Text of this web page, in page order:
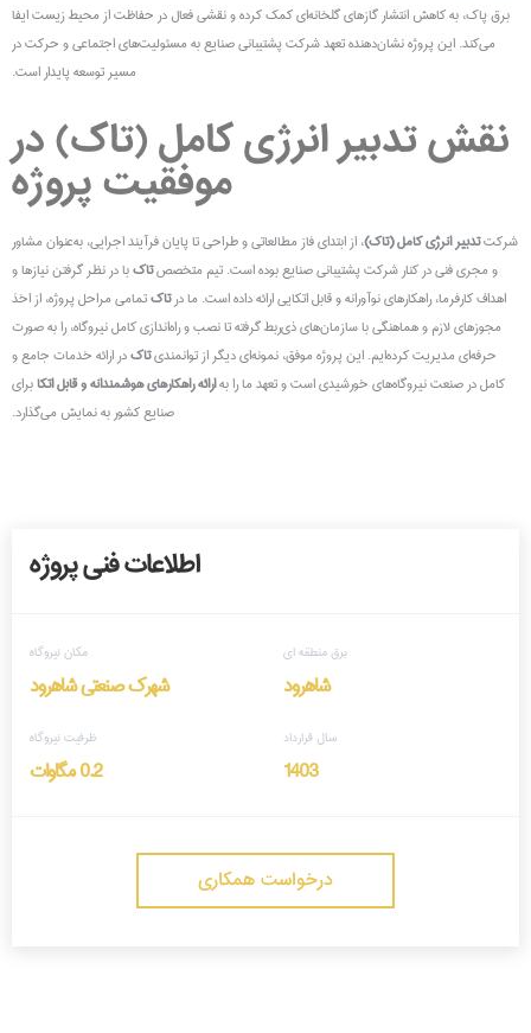
برق پاک، به کاهش انتشار گازهای گلخانه‌ای کمک کرده و نقشی فعال در حفاظت از محیط زیست ایفا
می‌کند. این پروژه نشان‌دهنده تعهد شرکت پشتیبانی صنایع به مسئولیت‌های اجتماعی و حرکت در
مسیر توسعه پایدار است.
نقش تدبیر انرژی کامل (تاک) در
موفقیت پروژه
شرکتتدبیر انرژی کامل (تاک)، از ابتدای فاز مطالعاتی و طراحی تا پایان فرآیند اجرایی، به‌عنوان مشاور
و مجری فنی در کنار شرکت پشتیبانی صنایع بوده است. تیم متخصصتاکبا در نظر گرفتن نیازها و
اهداف کارفرما، راهکارهای نوآورانه و قابل اتکایی ارائه داده است. ما درتاکتمامی مراحل پروژه، از اخذ
مجوزهای لازم و هماهنگی با سازمان‌های ذی‌ربط گرفته تا نصب و راه‌اندازی کامل نیروگاه، را به صورت
حرفه‌ای مدیریت کرده‌ایم. این پروژه موفق، نمونه‌ای دیگر از توانمندیتاکدر ارائه خدمات جامع و
کامل در صنعت نیروگاه‌های خورشیدی است و تعهد ما را بهارائه راهکارهای هوشمندانه و قابل اتکابرای
صنایع کشور به نمایش می‌گذارد.
اطلاعات فنی پروژه
برق منطقه ای
شاهرود
مکان نیروگاه
شهرک صنعتی شاهرود
سال قرارداد
1403
ظرفیت نیروگاه
0.2 مگاوات
درخواست همکاری